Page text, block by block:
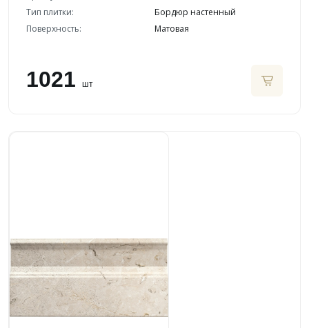
Тип плитки:
Бордюр настенный
Поверхность:
Матовая
1021 шт